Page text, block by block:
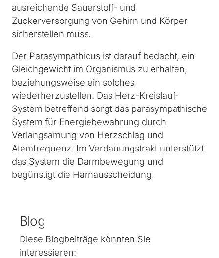
ausreichende Sauerstoff- und
Zuckerversorgung von Gehirn und Körper
sicherstellen muss.
Der Parasympathicus ist darauf bedacht, ein
Gleichgewicht im Organismus zu erhalten,
beziehungsweise ein solches
wiederherzustellen. Das Herz-Kreislauf-
System betreffend sorgt das parasympathische
System für Energiebewahrung durch
Verlangsamung von Herzschlag und
Atemfrequenz. Im Verdauungstrakt unterstützt
das System die Darmbewegung und
begünstigt die Harnausscheidung.
Blog
Diese Blogbeiträge könnten Sie
interessieren: